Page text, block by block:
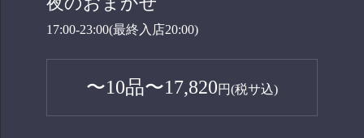
17:00-23:00(最終入店20:00)
〜10品〜17,820円(税サ込)